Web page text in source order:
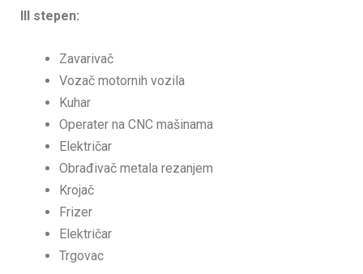
III stepen:
Zavarivač
Vozač motornih vozila
Kuhar
Operater na CNC mašinama
Električar
Obrađivač metala rezanjem
Krojač
Frizer
Električar
Trgovac